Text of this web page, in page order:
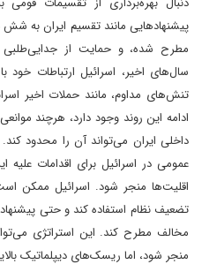
پیشنهادهایی مانند تقسیم ایران به
مطرح شده، و حمایت از
سال‌های اخیر، اسرائیل ارتباطات خود
ادامه این روند وجود دارد، هرچند
داخلی ایران می‌تواند آن را محدود
عمومی در اسرائیل برای اقدامات علیه
اقلیت‌ها منجر شود. اسرائیل ممکن
تضعیف نظام استفاده کند و حتی
مخالف مطرح کند. این استراتژی
منجر شود، اما ریسک‌های دیپلماتیک